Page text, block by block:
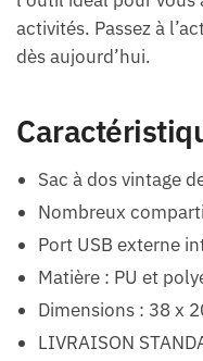
activités. Passez à
dès aujourd’hui.
Sac à dos vintage
Nombreux
Port USB externe
Matière : PU et
Dimensions : 38 x
LIVRAISON